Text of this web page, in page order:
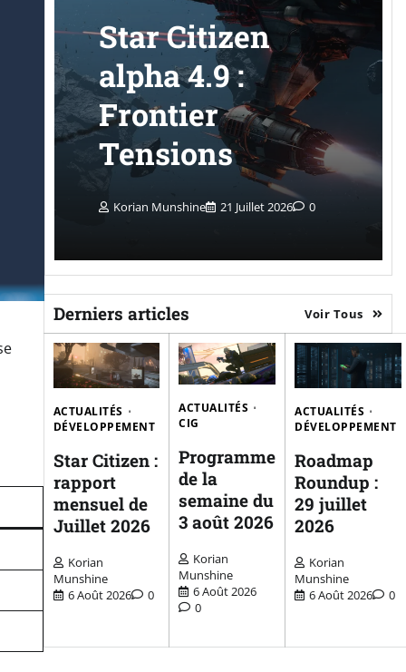
Star Citizen
alpha 4.9 :
Frontier
Tensions
Korian Munshine 21 Juillet 2026 0
Derniers articles Voir Tous
ACTUALITÉS
DÉVELOPPEMENT
Star Citizen :
rapport
mensuel de
Juillet 2026
Korian
Munshine
6 Août 2026
0
ACTUALITÉS
CIG
Programme
de la
semaine du
3 août 2026
Korian
Munshine
6 Août 2026
0
ACTUALITÉS
DÉVELOPPEMENT
Roadmap
Roundup :
29 juillet
2026
Korian
Munshine
6 Août 2026
0